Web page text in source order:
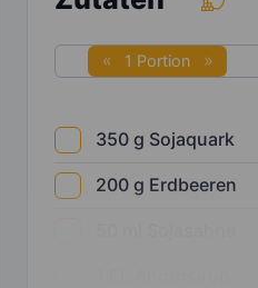
1 Portion
350 g Sojaquark
200 g Erdbeeren